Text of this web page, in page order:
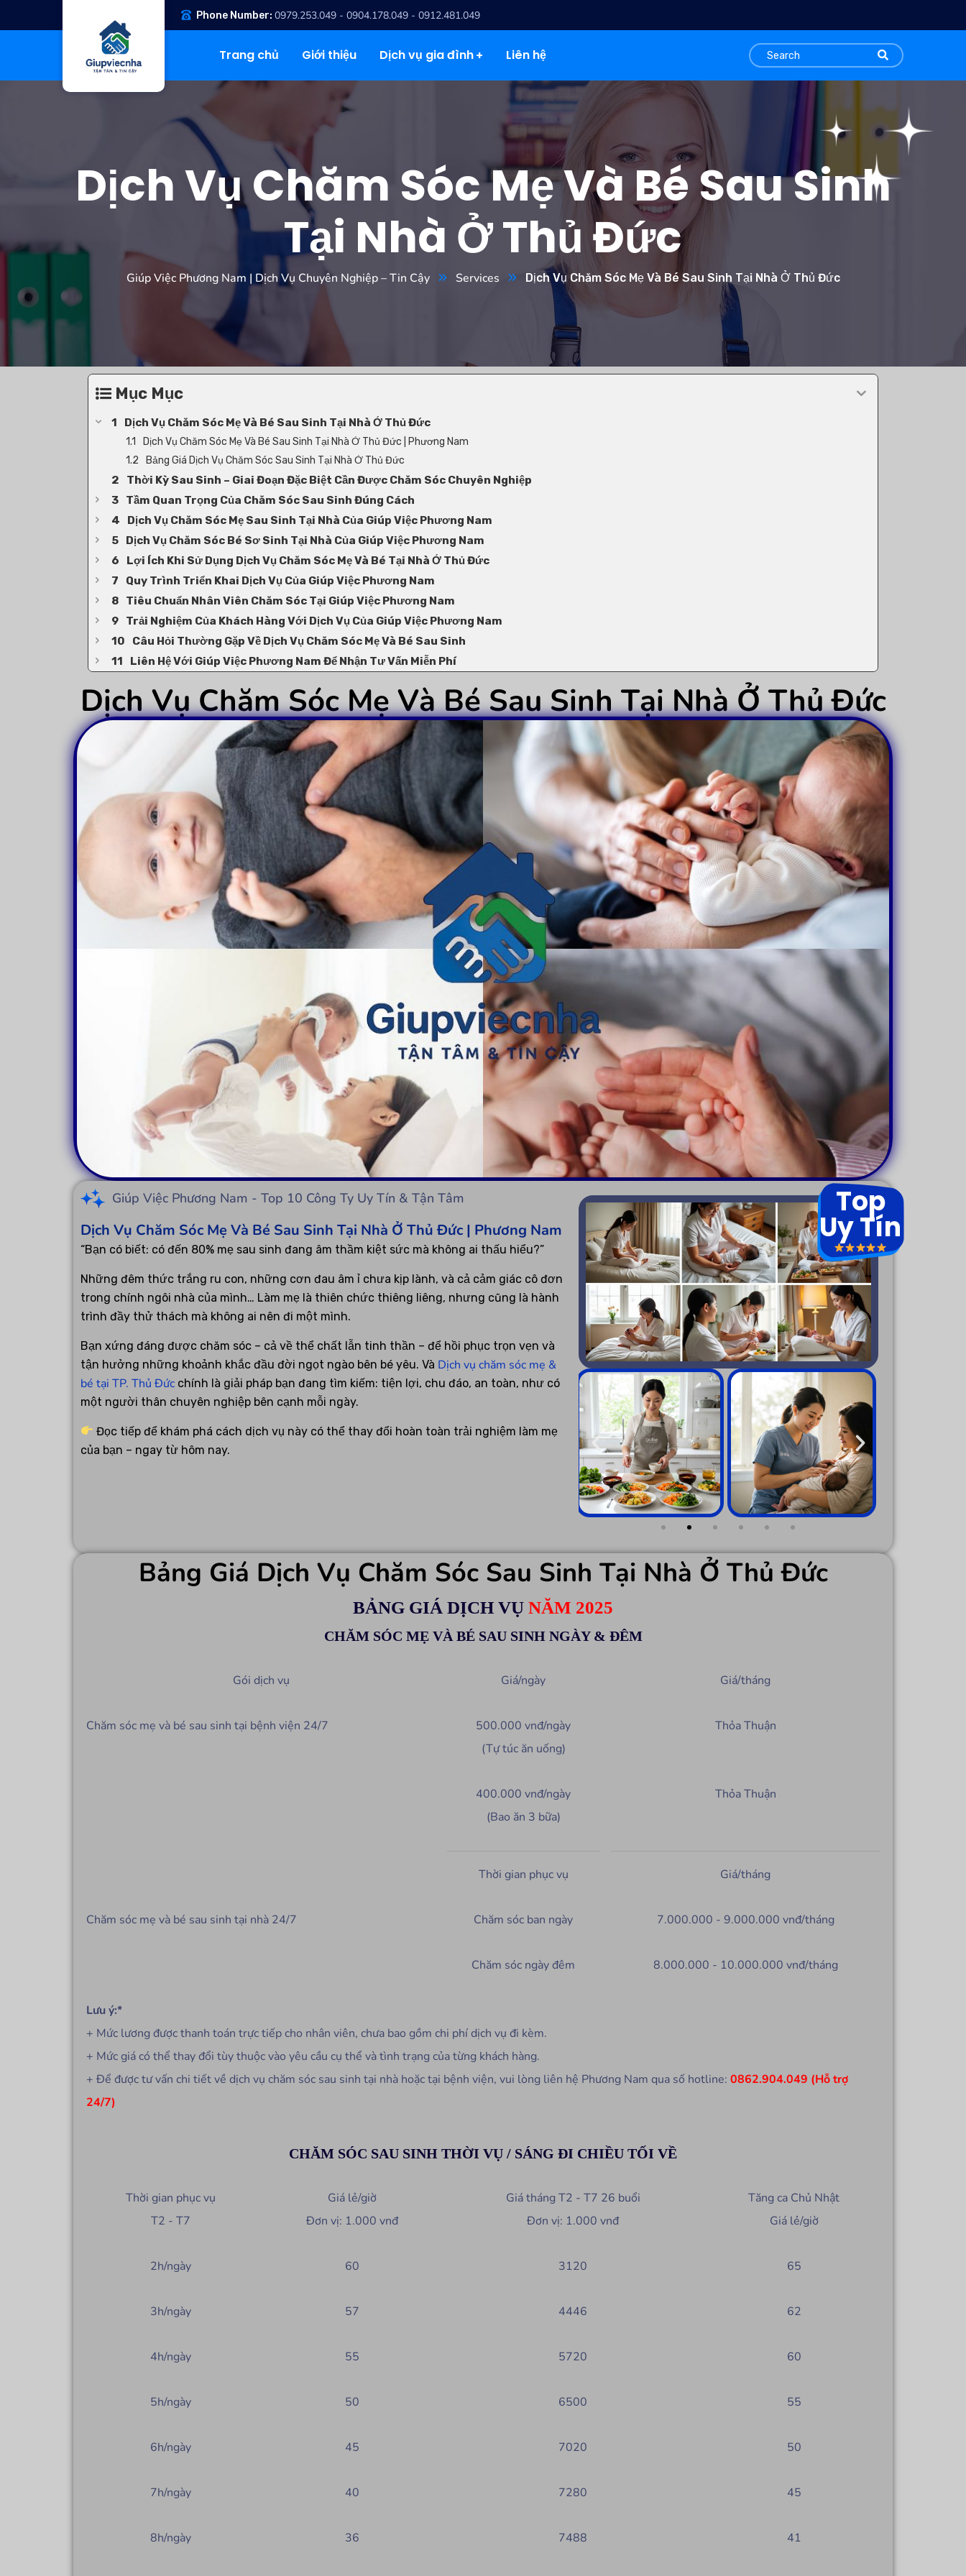
Phone Number: 0979.253.049 - 0904.178.049 - 0912.481.049
Trang chủ Giới thiệu Dịch vụ gia đình Liên hệ
Dịch Vụ Chăm Sóc Mẹ Và Bé Sau Sinh
Tại Nhà Ở Thủ Đức
Giúp Việc Phương Nam | Dịch Vụ Chuyên Nghiệp – Tin Cậy Services Dịch Vụ Chăm Sóc Mẹ Và Bé Sau Sinh Tại Nhà Ở Thủ Đức
Mục Mục
Dịch Vụ Chăm Sóc Mẹ Và Bé Sau Sinh Tại Nhà Ở Thủ Đức
Dịch Vụ Chăm Sóc Mẹ Và Bé Sau Sinh Tại Nhà Ở Thủ Đức | Phương Nam
Bảng Giá Dịch Vụ Chăm Sóc Sau Sinh Tại Nhà Ở Thủ Đức
Thời Kỳ Sau Sinh – Giai Đoạn Đặc Biệt Cần Được Chăm Sóc Chuyên Nghiệp
Tầm Quan Trọng Của Chăm Sóc Sau Sinh Đúng Cách
Dịch Vụ Chăm Sóc Mẹ Sau Sinh Tại Nhà Của Giúp Việc Phương Nam
Dịch Vụ Chăm Sóc Bé Sơ Sinh Tại Nhà Của Giúp Việc Phương Nam
Lợi Ích Khi Sử Dụng Dịch Vụ Chăm Sóc Mẹ Và Bé Tại Nhà Ở Thủ Đức
Quy Trình Triển Khai Dịch Vụ Của Giúp Việc Phương Nam
Tiêu Chuẩn Nhân Viên Chăm Sóc Tại Giúp Việc Phương Nam
Trải Nghiệm Của Khách Hàng Với Dịch Vụ Của Giúp Việc Phương Nam
Câu Hỏi Thường Gặp Về Dịch Vụ Chăm Sóc Mẹ Và Bé Sau Sinh
Liên Hệ Với Giúp Việc Phương Nam Để Nhận Tư Vấn Miễn Phí
Dịch Vụ Chăm Sóc Mẹ Và Bé Sau Sinh Tại Nhà Ở Thủ Đức
Giúp Việc Phương Nam - Top 10 Công Ty Uy Tín & Tận Tâm
Dịch Vụ Chăm Sóc Mẹ Và Bé Sau Sinh Tại Nhà Ở Thủ Đức | Phương Nam
“Bạn có biết: có đến 80% mẹ sau sinh đang âm thầm kiệt sức mà không ai thấu hiểu?”
Những đêm thức trắng ru con, những cơn đau âm ỉ chưa kịp lành, và cả cảm giác cô đơn
trong chính ngôi nhà của mình… Làm mẹ là thiên chức thiêng liêng, nhưng cũng là hành
trình đầy thử thách mà không ai nên đi một mình.
Bạn xứng đáng được chăm sóc – cả về thể chất lẫn tinh thần – để hồi phục trọn vẹn và
tận hưởng những khoảnh khắc đầu đời ngọt ngào bên bé yêu. Và Dịch vụ chăm sóc mẹ &
bé tại TP. Thủ Đức chính là giải pháp bạn đang tìm kiếm: tiện lợi, chu đáo, an toàn, như có
một người thân chuyên nghiệp bên cạnh mỗi ngày.
Đọc tiếp để khám phá cách dịch vụ này có thể thay đổi hoàn toàn trải nghiệm làm mẹ
của bạn – ngay từ hôm nay.
Top
Uy Tín
Bảng Giá Dịch Vụ Chăm Sóc Sau Sinh Tại Nhà Ở Thủ Đức
BẢNG GIÁ DỊCH VỤ NĂM 2025
CHĂM SÓC MẸ VÀ BÉ SAU SINH NGÀY & ĐÊM
Gói dịch vụ Giá/ngày Giá/tháng
Chăm sóc mẹ và bé sau sinh tại bệnh viện 24/7
500.000 vnđ/ngày
(Tự túc ăn uống)
Thỏa Thuận
400.000 vnđ/ngày
(Bao ăn 3 bữa)
Thỏa Thuận
Thời gian phục vụ Giá/tháng
Chăm sóc mẹ và bé sau sinh tại nhà 24/7 Chăm sóc ban ngày 7.000.000 - 9.000.000 vnđ/tháng
Chăm sóc ngày đêm 8.000.000 - 10.000.000 vnđ/tháng
Lưu ý:*
+ Mức lương được thanh toán trực tiếp cho nhân viên, chưa bao gồm chi phí dịch vụ đi kèm.
+ Mức giá có thể thay đổi tùy thuộc vào yêu cầu cụ thể và tình trạng của từng khách hàng.
+ Để được tư vấn chi tiết về dịch vụ chăm sóc sau sinh tại nhà hoặc tại bệnh viện, vui lòng liên hệ Phương Nam qua số hotline: 0862.904.049 (Hỗ trợ
24/7)
CHĂM SÓC SAU SINH THỜI VỤ / SÁNG ĐI CHIỀU TỐI VỀ
Thời gian phục vụ
T2 - T7
Giá lẻ/giờ
Đơn vị: 1.000 vnđ
Giá tháng T2 - T7 26 buổi
Đơn vị: 1.000 vnđ
Tăng ca Chủ Nhật
Giá lẻ/giờ
2h/ngày 60 3120 65
3h/ngày 57 4446 62
4h/ngày 55 5720 60
5h/ngày 50 6500 55
6h/ngày 45 7020 50
7h/ngày 40 7280 45
8h/ngày 36 7488 41